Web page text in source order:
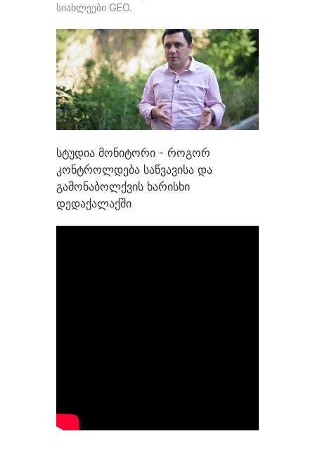
სიახლეები GEO.
სტუდია მონიტორი - როგორ
კონტროლდება საწვავისა და
გამონაბოლქვის ხარისხი
დედაქალაქში